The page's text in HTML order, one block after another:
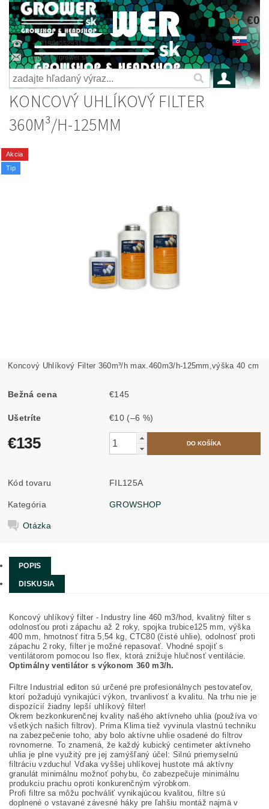
+421904052931
grower@grower.sk
€0
KONCOVÝ UHLÍKOVÝ FILTER
360M³/H-125MM
Akcia
Tip
Koncový Uhlíkový Filter 360m³/h max.460m3/h-125mm,výška 40 cm
Bežná cena €145
Ušetríte €10 (–6 %)
€135
Kód tovaru FIL125A
Kategória GROWSHOP
Otázka
POPIS
DISKUSIA
Koncový uhlíkový filter - Industry line 460 m3/hod, kvalitný filter s
odolnosťou proti zápachu až 2 roky, spojka trubice125 mm, výška
400 mm, hmotnosť fitra 5,54 kg, CTC80 (čisté uhlie), odolnosť proti
zápachu 2 roky, filter je možné repasovať. Vhodné spojiť s
ventilátorom pomocou Iso flex, ktorá znižuje hlučnosť ventilácie.
Optimálny ventilátor s výkonom 360 m3/h.
Filtre Industrial editon sú určené pre profesionálnych pestovateľov,
ktorí požadujú vynikajúci výkon, trvanlivosť a kvalitu. Na trhu nie je
dispozícií žiadny lepší uhlíkový filter!
Okrem bezkonkurenčnej kvality našého aktívneho uhlia (používa vo
všetkých našich filtrov). Prima Klima tiež vyvinula vlastnú techniku ​​
na zabezpečenie toho, aby bolo aktívne uhlie osadené do filtrov
rovnomerne. To znamená, že každý kubický centimeter aktívneho
uhlia je plne využitý pre jej zamýšľaný účel: Silnú priemyselnú
filtráciu vzduchu! Vďaka vyššej uhlíkovej hustote má aktívny
granulát minimálnu možnoť pohybu, čo zabezpečuje minimálnu
produkciu prachu oproti konkurenčným výrobkom.
Profi filtre sa môžu pochváliť vynikajúcou kvalitou, filtre sú
doplnené o vstavané závesné háky pre ľahšiu montáž najmä v